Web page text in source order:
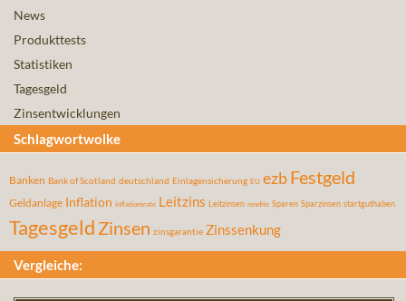
News
Produkttests
Statistiken
Tagesgeld
Zinsentwicklungen
Schlagwortwolke
Banken Bank of Scotland deutschland Einlagensicherung EU ezbFestgeld
Geldanlage Inflation inflationsrate Leitzins Leitzinsen rendite Sparen Sparzinsen startguthaben
Tagesgeld Zinsen zinsgarantie Zinssenkung
Vergleiche: